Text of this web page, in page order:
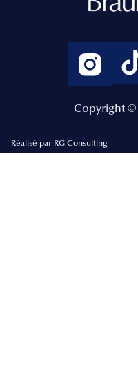
Copyright ©
Réalisé par RG Consulting